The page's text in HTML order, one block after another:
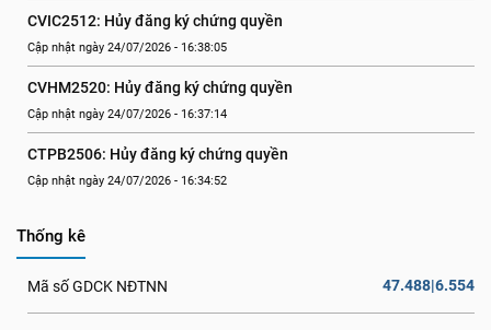
CVIC2512: Hủy đăng ký chứng quyền
Cập nhật ngày 24/07/2026 - 16:38:05
CVHM2520: Hủy đăng ký chứng quyền
Cập nhật ngày 24/07/2026 - 16:37:14
CTPB2506: Hủy đăng ký chứng quyền
Cập nhật ngày 24/07/2026 - 16:34:52
Thống kê
Mã số GDCK NĐTNN 47.488|6.554